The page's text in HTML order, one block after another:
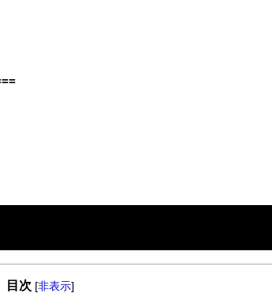
目次 [非表示]